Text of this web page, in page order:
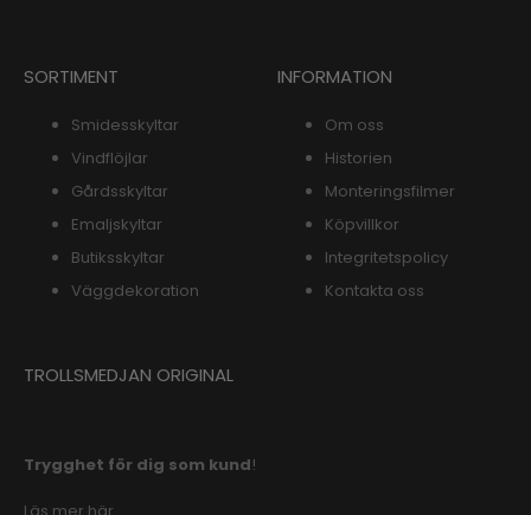
SORTIMENT
Smidesskyltar
Vindflöjlar
Gårdsskyltar
Emaljskyltar
Butiksskyltar
Väggdekoration
INFORMATION
Om oss
Historien
Monteringsfilmer
Köpvillkor
Integritetspolicy
Kontakta oss
TROLLSMEDJAN ORIGINAL
Trygghet för dig som kund!